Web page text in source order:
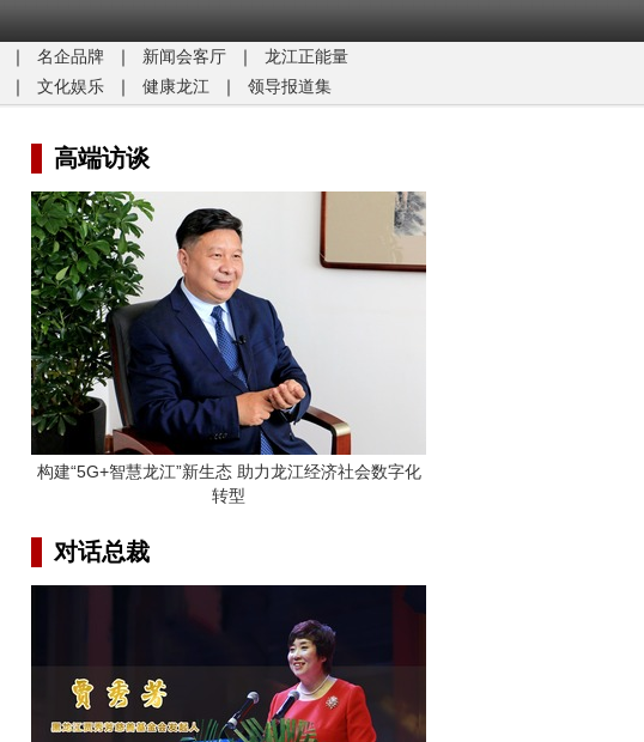
｜ 名企品牌 ｜ 新闻会客厅 ｜
龙江正能量​
｜ 文化娱乐 ｜ 健康龙江 ｜ 领导报道集
高端访谈
构建“5G+智慧龙江”新生态 助力龙江经济社会数字化
转型
对话总裁